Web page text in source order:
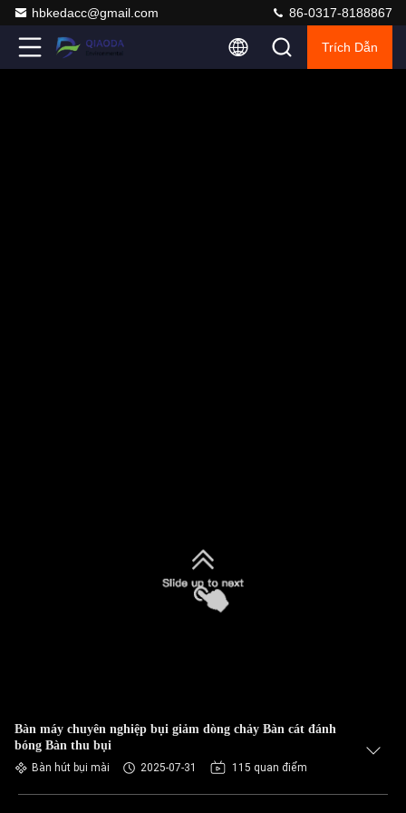
hbkedacc@gmail.com 86-0317-8188867
Trích Dẫn
Bàn máy chuyên nghiệp bụi giảm dòng chảy Bàn cát đánh
bóng Bàn thu bụi
Bàn hút bụi mài 2025-07-31 115 quan điểm